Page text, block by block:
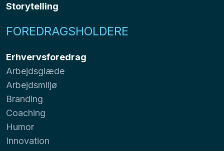
Storytelling
FOREDRAGSHOLDERE
Erhvervsforedrag
Arbejdsglæde
Arbejdsmiljø
Branding
Coaching
Humor
Innovation